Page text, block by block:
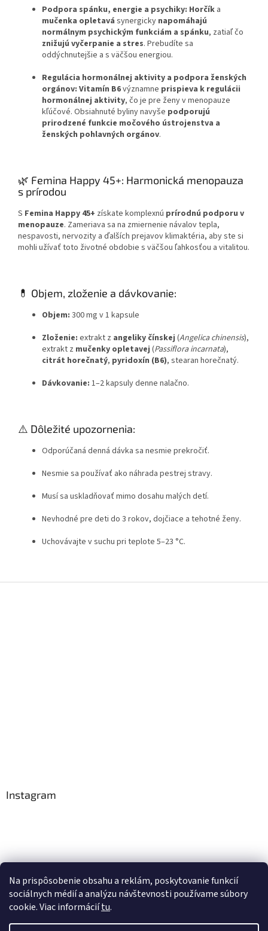
Na prispôsobenie obsahu a reklám, poskytovanie funkcií
sociálnych médií a analýzu návštevnosti používame súbory
cookie. Viac informáciítu.
Podpora spánku, energie a psychiky: Horčík a
mučenka opletavá synergicky napomáhajú
normálnym psychickým funkciám a spánku, zatiaľ čo
znižujú vyčerpanie a stres. Prebudíte sa
oddýchnutejšie a s väčšou energiou.
Regulácia hormonálnej aktivity a podpora ženských
orgánov: Vitamín B6významne prispieva k regulácii
hormonálnej aktivity, čo je pre ženy v menopauze
kľúčové. Obsiahnuté byliny navyše podporujú
prirodzené funkcie močového ústrojenstva a
ženských pohlavných orgánov.
🌿 Femina Happy 45+: Harmonická menopauza
s prírodou
S Femina Happy 45+ získate komplexnú prírodnú podporu v
menopauze. Zameriava sa na zmiernenie návalov tepla,
nespavosti, nervozity a ďalších prejavov klimaktéria, aby ste si
mohli užívať toto životné obdobie s väčšou ľahkosťou a vitalitou.
💊 Objem, zloženie a dávkovanie:
Objem: 300 mg v 1 kapsule
Zloženie: extrakt z angeliky čínskej (Angelica chinensis),
extrakt z mučenky opletavej (Passiflora incarnata),
citrát horečnatý, pyridoxín (B6), stearan horečnatý.
Dávkovanie: 1–2 kapsuly denne nalačno.
⚠️ Dôležité upozornenia:
Odporúčaná denná dávka sa nesmie prekročiť.
Nesmie sa používať ako náhrada pestrej stravy.
Musí sa uskladňovať mimo dosahu malých detí.
Nevhodné pre deti do 3 rokov, dojčiace a tehotné ženy.
Uchovávajte v suchu pri teplote 5–23 °C.
Instagram
Sledovať na Instagrame